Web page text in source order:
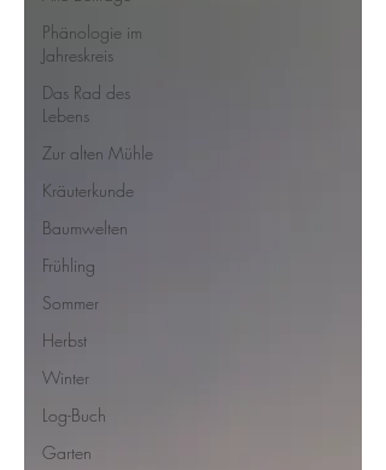
Phänologie im
Jahreskreis
Das Rad des
Lebens
Zur alten Mühle
Kräuterkunde
Baumwelten
Frühling
Sommer
Herbst
Winter
Log-Buch
Garten